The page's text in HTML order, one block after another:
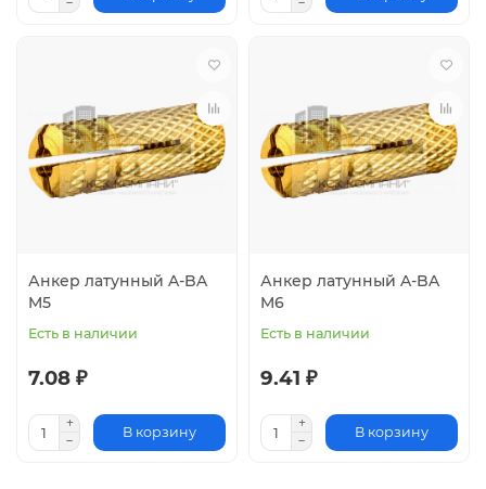
Анкер латунный A-BA
M5
Есть в наличии
7.08 ₽
В корзину
Анкер латунный A-BA
M6
Есть в наличии
9.41 ₽
В корзину